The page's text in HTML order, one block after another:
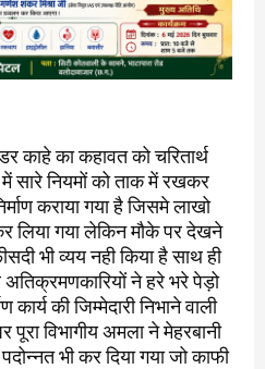
काहे का कहावत को चरितार्थ
सारे नियमों को ताक में रखकर
कराया गया है जिसमे लाखो
लिया गया लेकिन मौके पर देखने
भी व्यय नही किया है साथ ही
ने हरे भरे पेड़ो
की जिम्मेदारी निभाने वाली
विभागीय अमला ने मेहरबानी
भी कर दिया गया जो काफी